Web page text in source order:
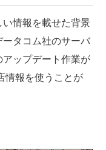
情報を載せた背景
タコム社のサーバ
ップデート作業が
情報を使うことが